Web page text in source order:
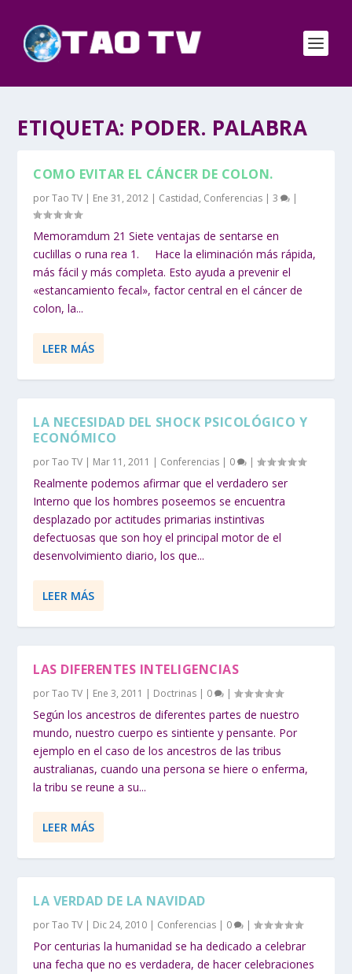
ETIQUETA: PODER. PALABRA
COMO EVITAR EL CÁNCER DE COLON.
porTao TV | Ene 31, 2012 | Castidad, Conferencias |3 |
Memoramdum 21 Siete ventajas de sentarse en
cuclillas o runa rea 1. Hace la eliminación más rápida,
más fácil y más completa. Esto ayuda a prevenir el
«estancamiento fecal», factor central en el cáncer de
colon, la...
LEER MÁS
LA NECESIDAD DEL SHOCK PSICOLÓGICO Y
ECONÓMICO
porTao TV | Mar 11, 2011 | Conferencias | 0 |
Realmente podemos afirmar que el verdadero ser
Interno que los hombres poseemos se encuentra
desplazado por actitudes primarias instintivas
defectuosas que son hoy el principal motor de el
desenvolvimiento diario, los que...
LEER MÁS
LAS DIFERENTES INTELIGENCIAS
porTao TV | Ene 3, 2011 | Doctrinas | 0 |
Según los ancestros de diferentes partes de nuestro
mundo, nuestro cuerpo es sintiente y pensante. Por
ejemplo en el caso de los ancestros de las tribus
australianas, cuando una persona se hiere o enferma,
la tribu se reune a su...
LEER MÁS
LA VERDAD DE LA NAVIDAD
porTao TV | Dic 24, 2010 | Conferencias | 0 |
Por centurias la humanidad se ha dedicado a celebrar
una fecha que no es verdadera, de hacer celebraciones